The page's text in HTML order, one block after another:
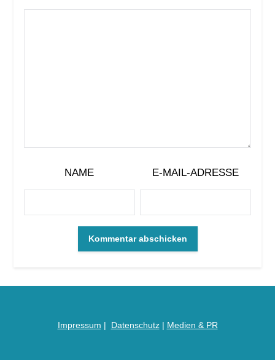
NAME E-MAIL-ADRESSE
Impressum | Datenschutz| Medien & PR